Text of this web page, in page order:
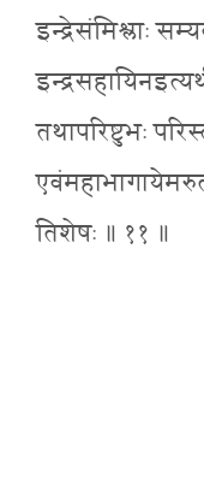
इन्द्रेसंमिश्लाः
तथापरिष्टुभः
तिशेषः ॥ ११ ॥